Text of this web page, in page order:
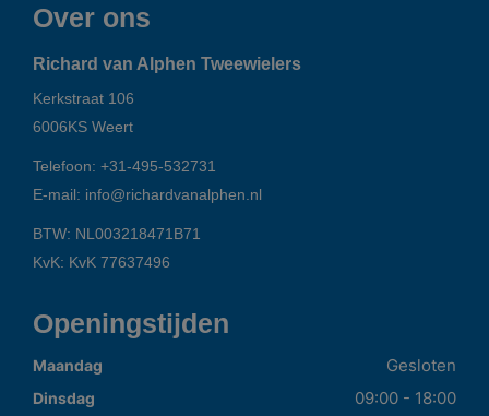
Over ons
Richard van Alphen Tweewielers
Kerkstraat 106
6006KS Weert
Telefoon: +31-495-532731
E-mail: info@richardvanalphen.nl
BTW: NL003218471B71
KvK: KvK 77637496
Openingstijden
Maandag Gesloten
Dinsdag 09:00 - 18:00